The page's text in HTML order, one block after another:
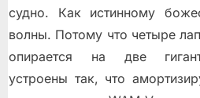
судно. Как истинному
волны. Потому что четыре
опирается на две
устроены так, что